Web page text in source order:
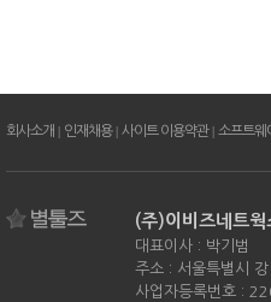
회사소개 | 인재채용| 사이트 이용약관| 소프트웨
(주)이비즈네트웍
대표이사 : 박기범
주소 : 서울특별시
사업자등록번호 :